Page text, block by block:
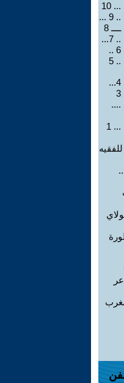
10
...
8
من أرشيف الابتلاء .. 5
....
من أرشيف الابتلاء ... 1